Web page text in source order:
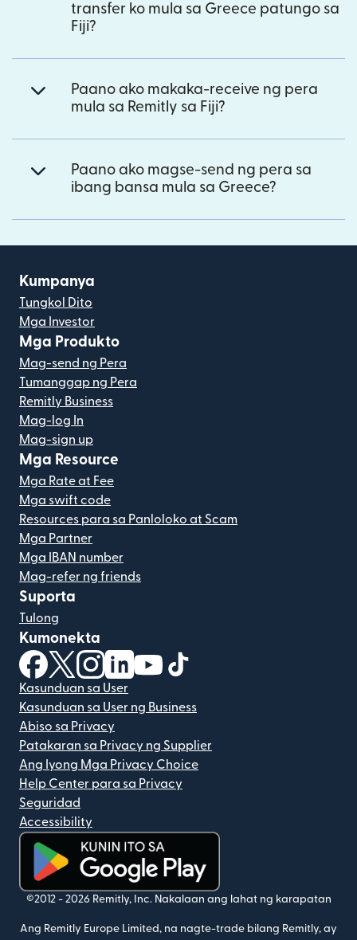
transfer ko mula sa Greece patungo sa
Fiji?
Paano ako makaka-receive ng pera
mula sa Remitly sa Fiji?
Paano ako magse-send ng pera sa
ibang bansa mula sa Greece?
Kumpanya
Tungkol Dito
Mga Investor
Mga Produkto
Mag-send ng Pera
Tumanggap ng Pera
Remitly Business
Mag-log In
Mag-sign up
Mga Resource
Mga Rate at Fee
Mga swift code
Resources para sa Panloloko at Scam
Mga Partner
Mga IBAN number
Mag-refer ng friends
Suporta
Tulong
Kumonekta
(bubukas sa bagong window)
(bubukas sa bagong window)
(bubukas sa bagong window)
(bubukas sa bagong window)
(bubukas sa bagong window)
Kasunduan sa User
Kasunduan sa User ng Business
Abiso sa Privacy
Patakaran sa Privacy ng Supplier
Ang Iyong Mga Privacy Choice
Help Center para sa Privacy
Seguridad
Accessibility
(bubukas sa bagong window)
©2012 - 2026 Remitly, Inc. Nakalaan ang lahat ng karapatan
Ang Remitly Europe Limited, na nagte-trade bilang Remitly, ay